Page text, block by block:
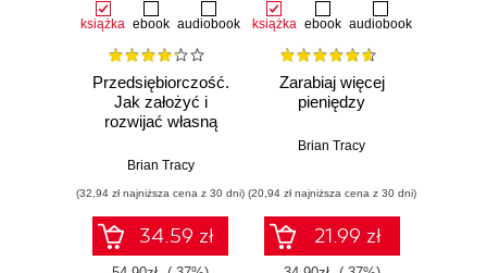
książka ebook audiobook
Przedsiębiorczość.
Jak założyć i
rozwijać własną
Brian Tracy
(32,94 zł najniższa cena z 30 dni)
34.59 zł
książka ebook audiobook
Zarabiaj więcej
pieniędzy
Brian Tracy
(20,94 zł najniższa cena z 30 dni)
21.99 zł